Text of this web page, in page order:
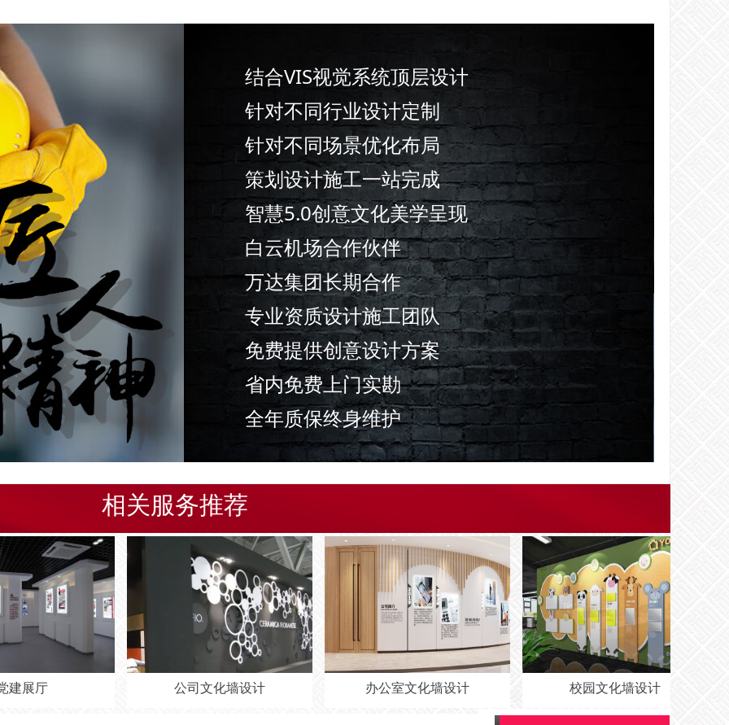
相关服务推荐
公司文化墙设计 办公室文化墙设计 校园文化墙设计
结合VIS视觉系统顶层设计
针对不同行业设计定制
针对不同场景优化布局
策划设计施工一站完成
智慧5.0创意文化美学呈现
白云机场合作伙伴
万达集团长期合作
专业资质设计施工团队
免费提供创意设计方案
省内免费上门实勘
全年质保终身维护